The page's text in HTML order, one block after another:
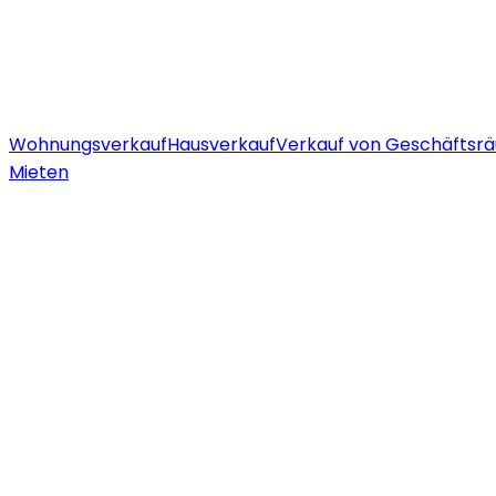
WohnungsverkaufHausverkaufVerkauf von
Mieten